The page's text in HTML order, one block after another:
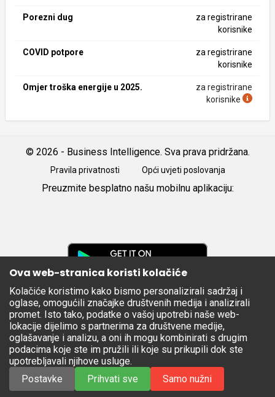
Porezni dug
za registrirane
korisnike
COVID potpore
za registrirane
korisnike
Omjer troška energije u 2025.
za registrirane
korisnike
© 2026 - Business Intelligence. Sva prava pridržana.
Pravila privatnosti Opći uvjeti poslovanja
Preuzmite besplatno našu mobilnu aplikaciju:
Apple
Store
Ova web-stranica koristi kolačiće
Kolačiće koristimo kako bismo personalizirali sadržaj i
oglase, omogućili značajke društvenih medija i analizirali
promet. Isto tako, podatke o vašoj upotrebi naše web-
lokacije dijelimo s partnerima za društvene medije,
oglašavanje i analizu, a oni ih mogu kombinirati s drugim
podacima koje ste im pružili ili koje su prikupili dok ste
upotrebljavali njihove usluge.
Postavke
Prihvati sve Samo nužni